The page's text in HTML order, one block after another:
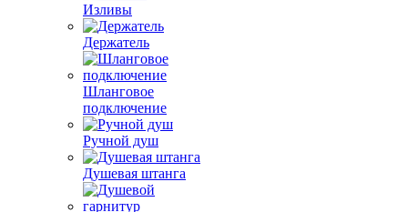
Изливы
Держатель
Шланговое
подключение
Ручной душ
Душевая штанга